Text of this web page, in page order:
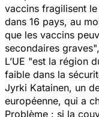
vaccins fragilisent
dans 16 pays, au
que les vaccins
secondaires graves
L’UE "est la région
faible dans la
Jyrki Katainen, un
européenne, qui a
Problème : si la